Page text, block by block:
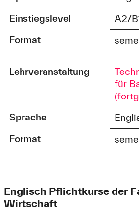
Einstiegslevel
A2/
Format
Lehrveranstaltung
für
Sprache
Format
Englisch Pflichtkurse der
Wirtschaft